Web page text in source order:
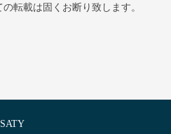
転載は固くお断り致します。